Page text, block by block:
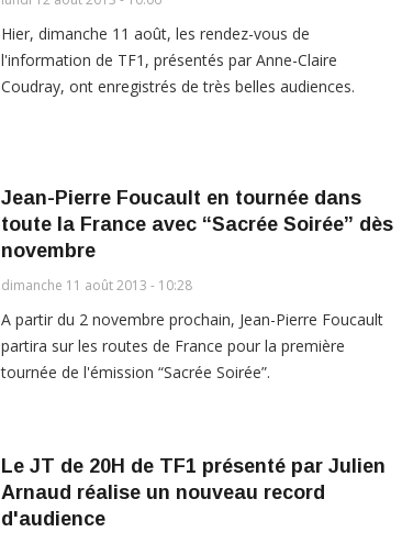
Hier, dimanche 11 août, les rendez-vous de
l'information de TF1, présentés par Anne-Claire
Coudray, ont enregistrés de très belles audiences.
Jean-Pierre Foucault en tournée dans
toute la France avec “Sacrée Soirée” dès
novembre
dimanche 11 août 2013 - 10:28
A partir du 2 novembre prochain, Jean-Pierre Foucault
partira sur les routes de France pour la première
tournée de l'émission “Sacrée Soirée”.
Le JT de 20H de TF1 présenté par Julien
Arnaud réalise un nouveau record
d'audience